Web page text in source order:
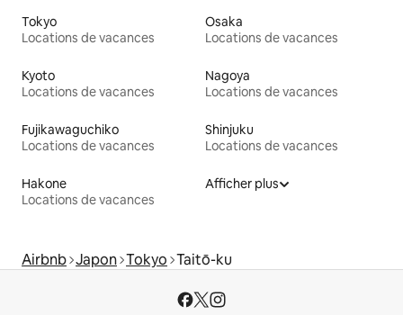
Tokyo
Locations de vacances
Osaka
Locations de vacances
Kyoto
Locations de vacances
Nagoya
Locations de vacances
Fujikawaguchiko
Locations de vacances
Shinjuku
Locations de vacances
Hakone
Locations de vacances
Afficher plus
Airbnb Japon Tokyo Taitō-ku